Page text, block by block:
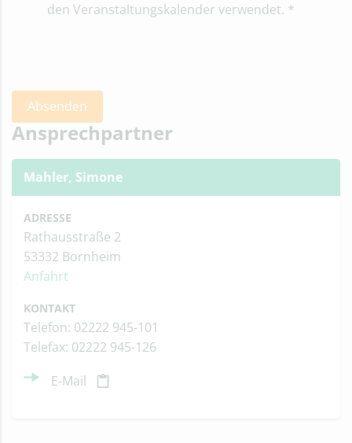
den Veranstaltungskalender verwendet. *
Ansprechpartner
Mahler, Simone
ADRESSE
Rathausstraße 2
53332 Bornheim
Anfahrt
KONTAKT
Telefon: 02222 945-101
Telefax: 02222 945-126
E-Mail